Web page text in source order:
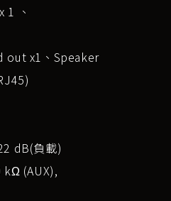
1 、
out x1、Speaker
dB(負載)
(AUX),